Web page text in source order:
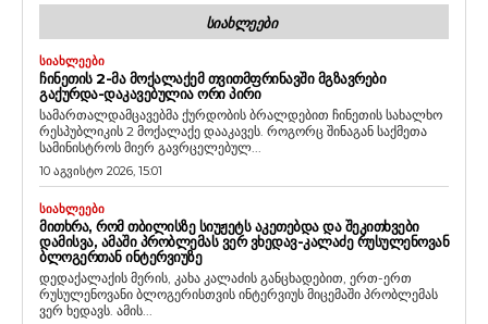
ᲡᲘᲐᲮᲚᲔᲔᲑᲘ
ᲡᲘᲐᲮᲚᲔᲔᲑᲘ
ᲩᲘᲜᲔᲗᲘᲡ 2-ᲛᲐ ᲛᲝᲥᲐᲚᲐᲥᲔᲛ ᲗᲕᲘᲗᲛᲤᲠᲘᲜᲐᲕᲨᲘ ᲛᲒᲖᲐᲕᲠᲔᲑᲘ
ᲒᲐᲥᲣᲠᲓᲐ-ᲓᲐᲙᲐᲕᲔᲑᲣᲚᲘᲐ ᲝᲠᲘ ᲞᲘᲠᲘ
სამართალდამცავებმა ქურდობის ბრალდებით ჩინეთის სახალხო
რესპუბლიკის 2 მოქალაქე დააკავეს. როგორც შინაგან საქმეთა
სამინისტროს მიერ გავრცელებულ...
10 აგვისტო 2026, 15:01
ᲡᲘᲐᲮᲚᲔᲔᲑᲘ
ᲛᲘᲗᲮᲠᲐ, ᲠᲝᲛ ᲗᲑᲘᲚᲘᲡᲖᲔ ᲡᲘᲣᲟᲔᲢᲡ ᲐᲙᲔᲗᲔᲑᲓᲐ ᲓᲐ ᲨᲔᲙᲘᲗᲮᲕᲔᲑᲘ
ᲓᲐᲛᲘᲡᲕᲐ, ᲐᲛᲐᲨᲘ ᲞᲠᲝᲑᲚᲔᲛᲐᲡ ᲕᲔᲠ ᲕᲮᲔᲓᲐᲕ-ᲙᲐᲚᲐᲫᲔ ᲠᲣᲡᲣᲚᲔᲜᲝᲕᲐᲜ
ᲑᲚᲝᲒᲔᲠᲗᲐᲜ ᲘᲜᲢᲔᲠᲕᲘᲣᲖᲔ
დედაქალაქის მერის, კახა კალაძის განცხადებით, ერთ-ერთ
რუსულენოვანი ბლოგერისთვის ინტერვიუს მიცემაში პრობლემას
ვერ ხედავს. ამის...